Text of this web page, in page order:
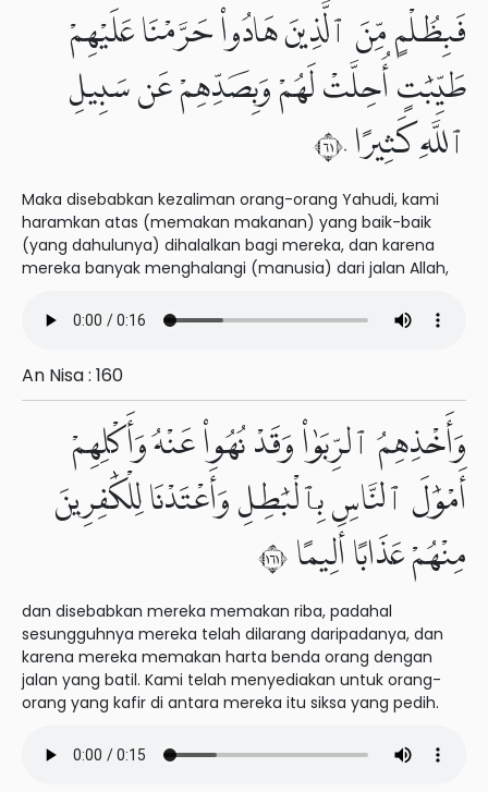
فَبِظُلْمٍ مِّنَ ٱلَّذِينَ هَادُوا۟ حَرَّمْنَا عَلَيْهِمْ
طَيِّبَٰتٍ أُحِلَّتْ لَهُمْ وَبِصَدِّهِمْ عَن سَبِيلِ
ٱللَّهِ كَثِيرًا ١٦٠
Maka disebabkan kezaliman orang-orang Yahudi, kami
haramkan atas (memakan makanan) yang baik-baik
(yang dahulunya) dihalalkan bagi mereka, dan karena
mereka banyak menghalangi (manusia) dari jalan Allah,
An Nisa : 160
وَأَخْذِهِمُ ٱلرِّبَوٰا۟ وَقَدْ نُهُوا۟ عَنْهُ وَأَكْلِهِمْ
أَمْوَٰلَ ٱلنَّاسِ بِٱلْبَٰطِلِ وَأَعْتَدْنَا لِلْكَٰفِرِينَ
مِنْهُمْ عَذَابًا أَلِيمًا ١٦١
dan disebabkan mereka memakan riba, padahal
sesungguhnya mereka telah dilarang daripadanya, dan
karena mereka memakan harta benda orang dengan
jalan yang batil. Kami telah menyediakan untuk orang-
orang yang kafir di antara mereka itu siksa yang pedih.